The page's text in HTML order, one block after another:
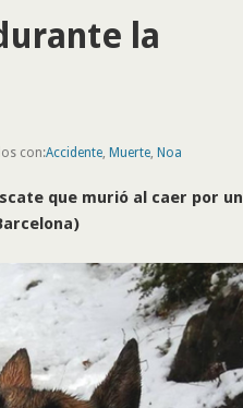
la
con:Accidente, Muerte, Noa
que murió al caer por un